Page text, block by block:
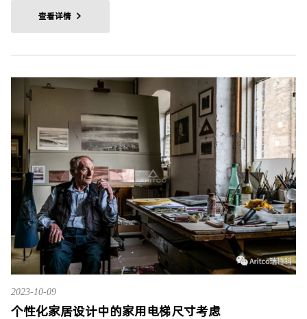
查看详情
2023-10-09
个性化家居设计中的家用电梯尺寸考虑